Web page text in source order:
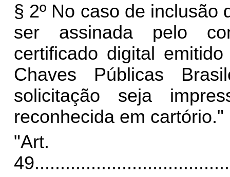
§ 2º No caso de inclusão
ser assinada pelo
certificado digital
Chaves Públicas
solicitação seja
reconhecida em cartório."
"Art.
49